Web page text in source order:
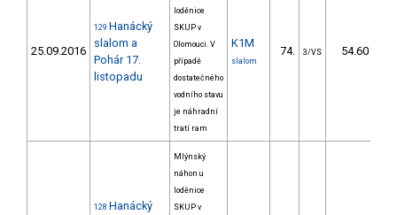
25.09.2016
129 Hanácký
slalom a
Pohár 17.
listopadu
loděnice
SKUP v
Olomouci. V
případě
dostatečného
vodního stavu
je náhradní
tratí ram
K1M
slalom
74. 3/VS 54.60
128 Hanácký
Mlýnský
náhon u
loděnice
SKUP v